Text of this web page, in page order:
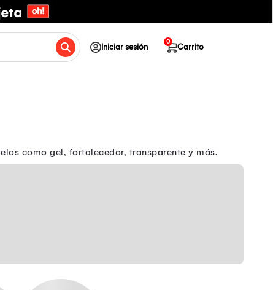
Iniciar sesión Carrito
0
como gel, fortalecedor, transparente y más.